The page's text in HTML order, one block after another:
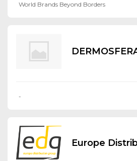
World Brands Beyond Borders
-
Europe